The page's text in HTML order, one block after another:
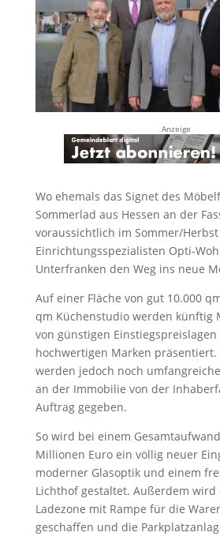
Anzeige
Wo ehemals das Signet des
Sommerlad aus Hessen an der
voraussichtlich im Sommer/
Einrichtungsspezialisten Opti-
Unterfranken den Weg ins neue
Auf einer Fläche von gut 10.000
qm Küchenstudio werden künftig
von günstigen Einstiegspreislagen
hochwertigen Marken präsentiert.
werden jedoch noch
an der Immobilie von der
Auftrag gegeben.
So wird bei einem
Millionen Euro ein völlig neuer
moderner Glasoptik und einem
Lichthof gestaltet. Außerdem wird
Ladezone mit Rampe für die
geschaffen und die